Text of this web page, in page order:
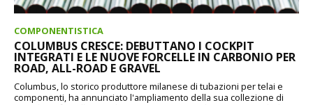
COMPONENTISTICA
COLUMBUS CRESCE: DEBUTTANO I COCKPIT
INTEGRATI E LE NUOVE FORCELLE IN CARBONIO PER
ROAD, ALL-ROAD E GRAVEL
Columbus, lo storico produttore milanese di tubazioni per telai e
componenti, ha annunciato l'ampliamento della sua collezione di